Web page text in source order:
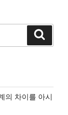
의 차이를 아시